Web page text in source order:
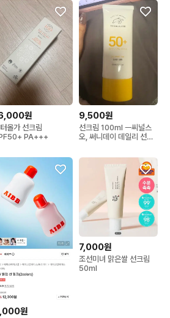
원
올가 선크림
PA+++
9,500원
선크림 100ml ㅡ씨널스
오, 써니데이 데일리 선크
원
7,000원
조선미녀 맑은쌀 선크림
50ml